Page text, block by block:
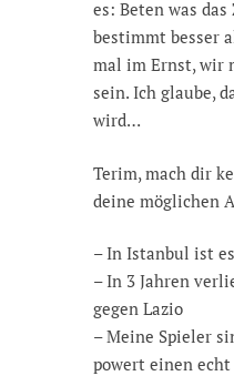
es: Beten was
bestimmt besser
mal im Ernst, wir
sein. Ich glaube,
wird…
Terim, mach dir
deine möglichen
– In Istanbul ist
– In 3 Jahren
gegen Lazio
– Meine Spieler
powert einen echt